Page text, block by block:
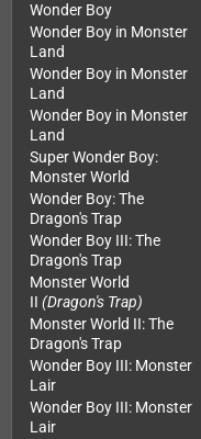
Wonder Boy
Wonder Boy in Monster
Land
Wonder Boy in Monster
Land
Wonder Boy in Monster
Land
Super Wonder Boy:
Monster World
Wonder Boy: The
Dragon's Trap
Wonder Boy III: The
Dragon's Trap
Monster World
II (Dragon's Trap)
Monster World II: The
Dragon's Trap
Wonder Boy III: Monster
Lair
Wonder Boy III: Monster
Lair